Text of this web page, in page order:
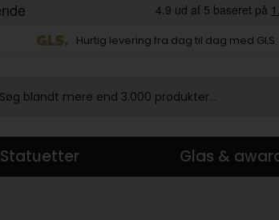
Hurtig levering fra dag til dag med GLS
Statuetter Glas &